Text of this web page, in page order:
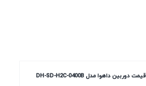
قیمت دوربین داهوا مدل DH-SD-H2C-0400B